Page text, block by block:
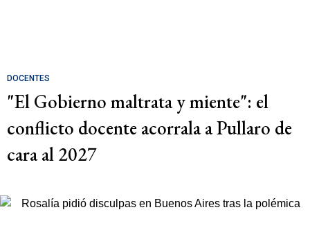
DOCENTES
"El Gobierno maltrata y miente": el
conflicto docente acorrala a Pullaro de
cara al 2027